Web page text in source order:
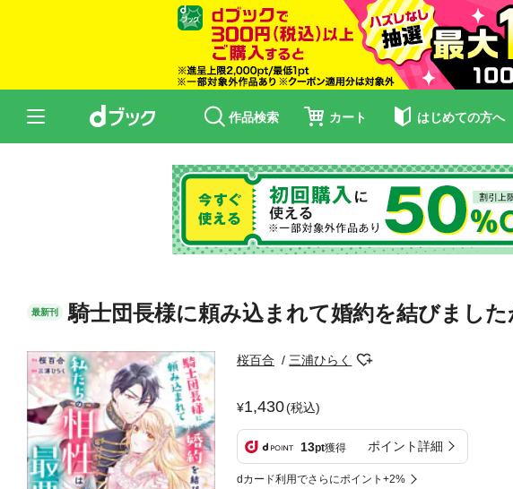
作品検索 カート はじめての方へ
最新刊 騎士団長様に頼み込まれて婚約を結びまし
桜百合 三浦ひらく
1,430(税込)
13pt獲得 ポイント詳細
dカード利用でさらにポイント+2%